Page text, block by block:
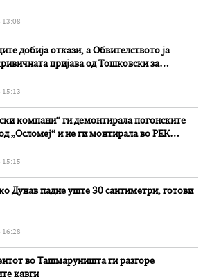
добија откази, а Обвителството ја
пријава од Тошковски за
компани“ ги демонтирала погонските
„Осломеј“ и не ги монтирала во РЕК
Дунав падне уште 30 сантиметри, готови
во Ташмаруништa ги разгоре
кавги